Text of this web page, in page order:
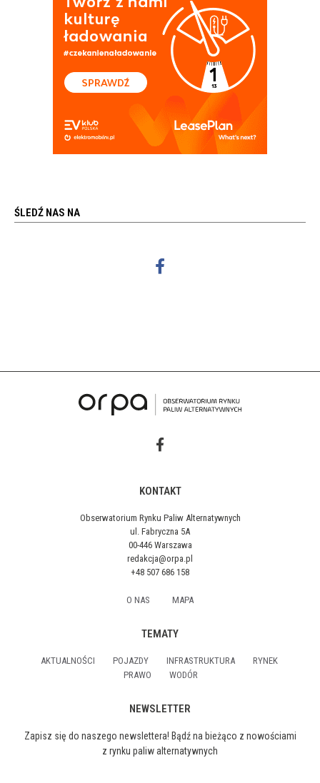
ŚLEDŹ NAS NA
KONTAKT
Obserwatorium Rynku Paliw Alternatywnych
ul. Fabryczna 5A
00-446 Warszawa
redakcja@orpa.pl
+48 507 686 158
O NAS MAPA
TEMATY
AKTUALNOŚCI POJAZDY INFRASTRUKTURA
RYNEK
PRAWO
WODÓR
NEWSLETTER
Zapisz się do naszego newslettera! Bądź na bieżąco z nowościami
z rynku paliw alternatywnych